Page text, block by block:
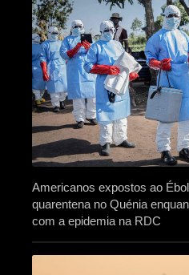
Americanos expostos ao
quarentena no Quénia
com a epidemia na RDC